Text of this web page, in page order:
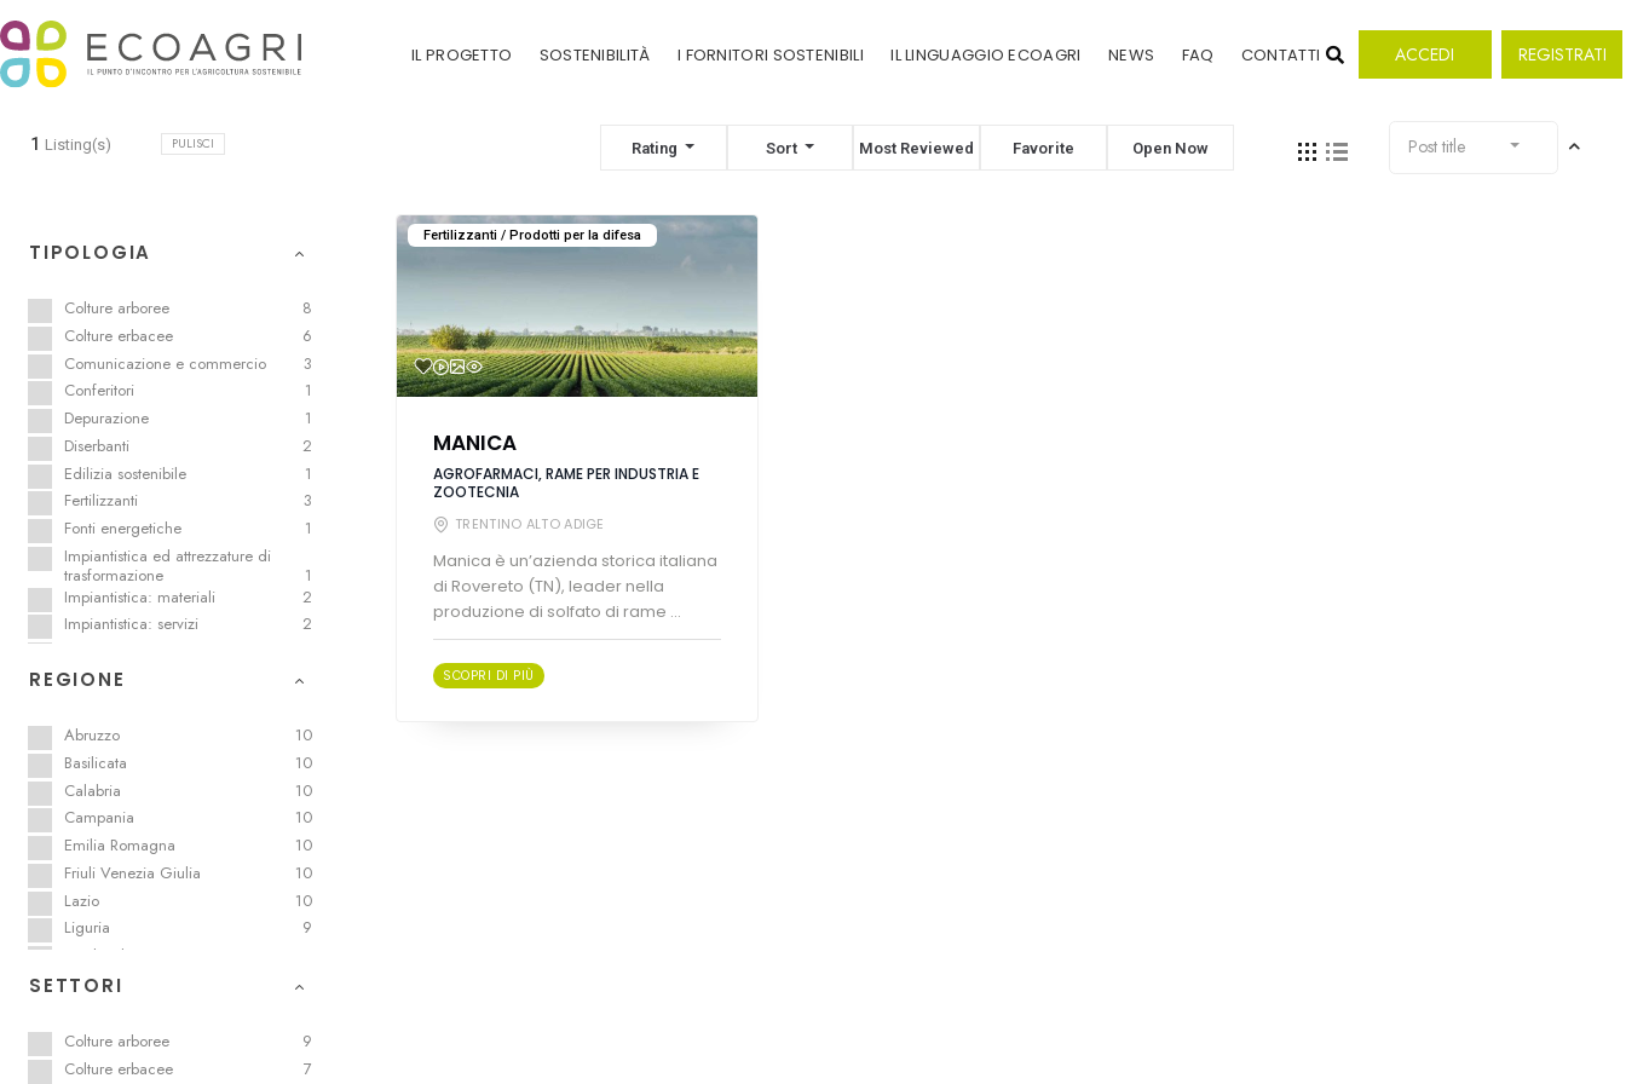
IL PROGETTO SOSTENIBILITÀ I FORNITORI SOSTENIBILI IL LINGUAGGIO ECOAGRI NEWS FAQ CONTATTI ACCEDI REGISTRATI
1 Listing(s) PULISCI Rating Sort Most Reviewed Favorite Open Now Post title
TIPOLOGIA
Colture arboree
8
Colture erbacee
6
Comunicazione e commercio
3
Conferitori
1
Depurazione
1
Diserbanti
2
Edilizia sostenibile
1
Fertilizzanti
3
Fonti energetiche
1
Impiantistica ed attrezzature di
trasformazione
1
Impiantistica: materiali
2
Impiantistica: servizi
2
Meccanizzazione
2
Packaging sostenibile
2
Prodotti enologici
3
Prodotti per il paesaggio e l’arredo 1
Prodotti per la difesa
6
Sementiera
2
Trasporti sostenibili
1
Vivaistica
7
REGIONE
Abruzzo
10
Basilicata
10
Calabria
10
Campania
10
Emilia Romagna
10
Friuli Venezia Giulia
10
Lazio
10
Liguria
9
Lombardia
Marche
9
Piemonte
9
Provincia autonoma di Bolzano
9
SETTORI
Colture arboree
9
Colture erbacee
7
Fertilizzanti / Prodotti per la difesa
MANICA
AGROFARMACI, RAME PER INDUSTRIA E
ZOOTECNIA
TRENTINO ALTO ADIGE
Manica è un’azienda storica italiana
di Rovereto (TN), leader nella
produzione di solfato di rame ...
SCOPRI DI PIÙ